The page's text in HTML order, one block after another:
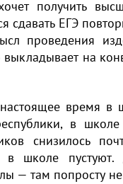
получить
сдавать ЕГЭ
проведения
на
время в
в
снизилось
в школе
— там попросту